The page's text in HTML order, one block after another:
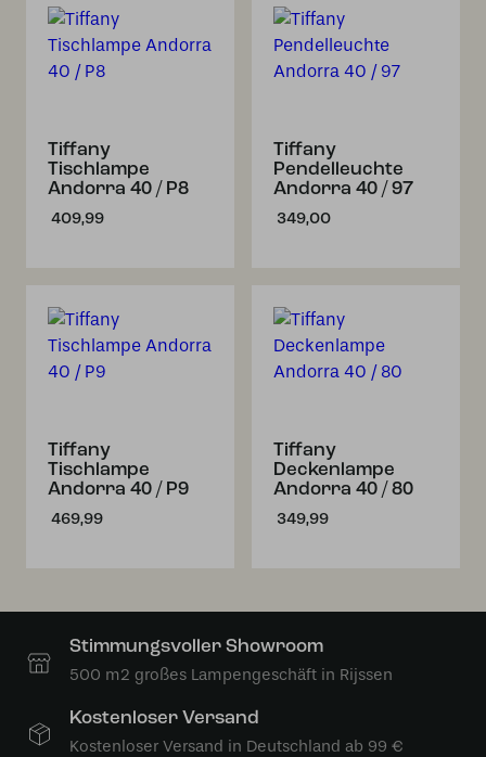
Tiffany
Tischlampe
Andorra 40 / P8
409,99
Tiffany
Pendelleuchte
Andorra 40 / 97
349,00
Tiffany
Tischlampe
Andorra 40 / P9
469,99
Tiffany
Deckenlampe
Andorra 40 / 80
349,99
Stimmungsvoller Showroom
500 m2 großes Lampengeschäft in Rijssen
Kostenloser Versand
Kostenloser Versand in Deutschland ab 99 €